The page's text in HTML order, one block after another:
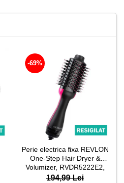
-69%
Perie electrica fixa REVLON
One-Step Hair Dryer &
Volumizer, RVDR5222E2,
resigilata
194,99 Lei